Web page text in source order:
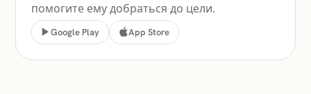
помогите ему добраться до цели.
Google Play App Store